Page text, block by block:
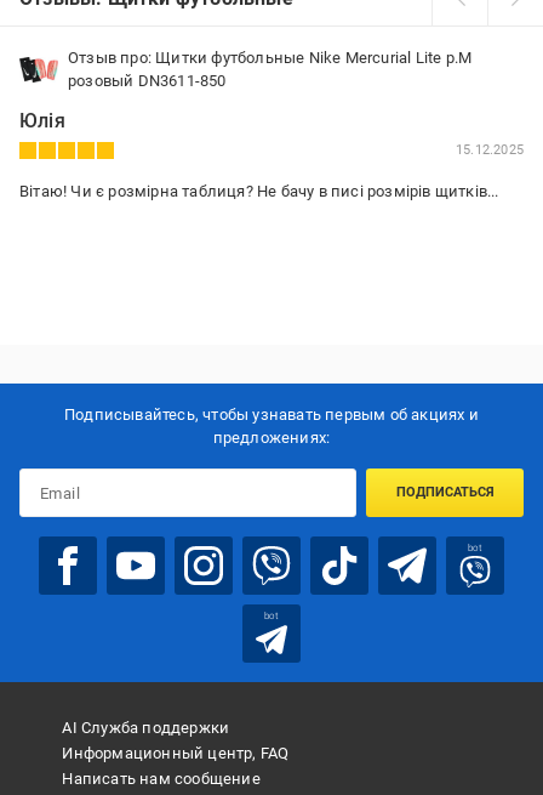
Отзыв про: Щитки футбольные Nike Mercurial Lite р.M
розовый DN3611-850
Юлія
15.12.2025
Вітаю! Чи є розмірна таблиця? Не бачу в писі розмірів щитків...
Подписывайтесь, чтобы узнавать первым об акцияx и
предложениях:
ПОДПИСАТЬСЯ
bot
bot
AI Служба поддержки
Информационный центр, FAQ
Написать нам сообщение